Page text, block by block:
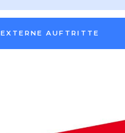
EXTERNE AUFTRITTE